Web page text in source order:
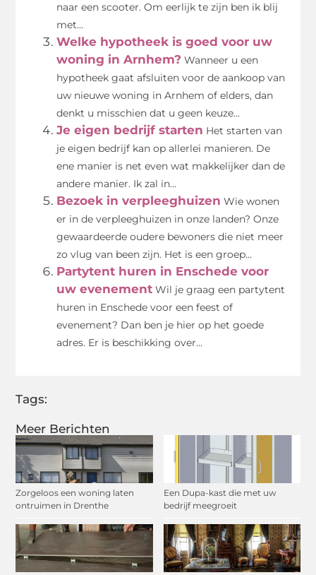
Meer Berichten
Zorgeloos een woning laten
ontruimen in Drenthe
Een Dupa-kast die met uw
bedrijf meegroeit
naar een scooter. Om eerlijk te zijn ben ik blij
met...
Welke hypotheek is goed voor uw
woning in Arnhem? Wanneer u een
hypotheek gaat afsluiten voor de aankoop van
uw nieuwe woning in Arnhem of elders, dan
denkt u misschien dat u geen keuze...
Je eigen bedrijf starten Het starten van
je eigen bedrijf kan op allerlei manieren. De
ene manier is net even wat makkelijker dan de
andere manier. Ik zal in...
Bezoek in verpleeghuizen Wie wonen
er in de verpleeghuizen in onze landen? Onze
gewaardeerde oudere bewoners die niet meer
zo vlug van been zijn. Het is een groep...
Partytent huren in Enschede voor
uw evenement Wil je graag een partytent
huren in Enschede voor een feest of
evenement? Dan ben je hier op het goede
adres. Er is beschikking over...
Tags: